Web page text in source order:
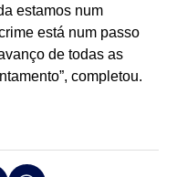
estamos num
está num passo
de todas as
completou.